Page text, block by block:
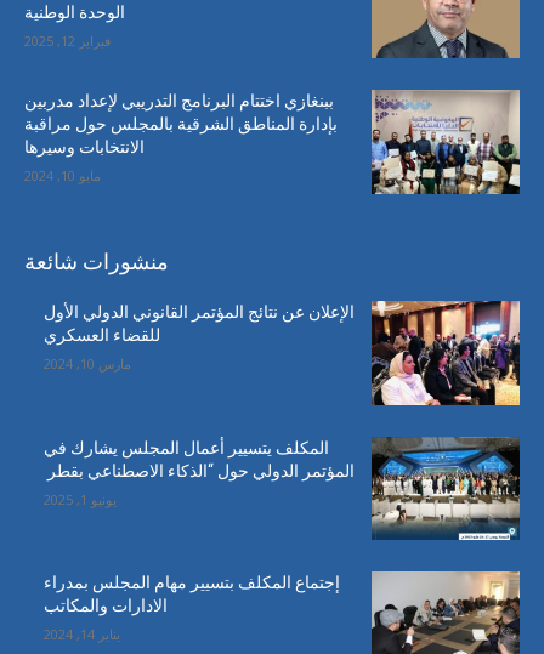
الوحدة الوطنية
فبراير 12, 2025
ببنغازي اختتام البرنامج التدريبي لإعداد مدربين
بإدارة المناطق الشرقية بالمجلس حول مراقبة
الانتخابات وسيرها
مايو 10, 2024
منشورات شائعة
الإعلان عن نتائج المؤتمر القانوني الدولي الأول
للقضاء العسكري
مارس 10, 2024
المكلف يتسيير أعمال المجلس يشارك في
المؤتمر الدولي حول “الذكاء الاصطناعي بقطر
يونيو 1, 2025
إجتماع المكلف بتسيير مهام المجلس بمدراء
الادارات والمكاتب
يناير 14, 2024